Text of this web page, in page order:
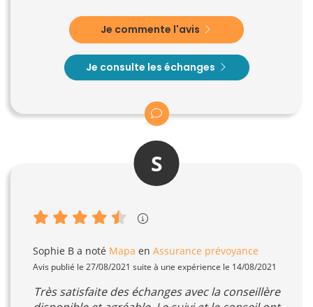
Je commente l'avis
Je consulte les échanges
S
Sophie B a noté Mapa en Assurance prévoyance
Avis publié le 27/08/2021 suite à une expérience le 14/08/2021
Très satisfaite des échanges avec la conseillère